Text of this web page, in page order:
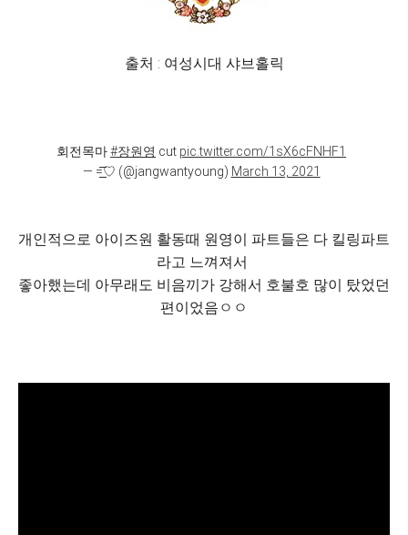
출처 : 여성시대 샤브홀릭
회전목마#장원영 cut pic.twitter.com/1sX6cFNHF1
— =͟͟͞͞♡ (@jangwantyoung) March 13, 2021
개인적으로 아이즈원 활동때 원영이 파트들은 다 킬링파트
라고 느껴져서
좋아했는데 아무래도 비음끼가 강해서 호불호 많이 탔었던
편이었음ㅇㅇ